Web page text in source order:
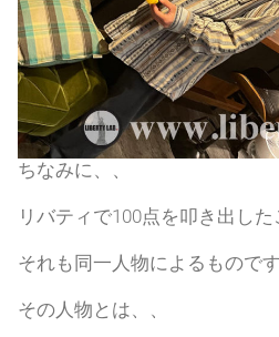
ちなみに、、
リバティで100点を叩き出した
それも同一人物によるものです
その人物とは、、